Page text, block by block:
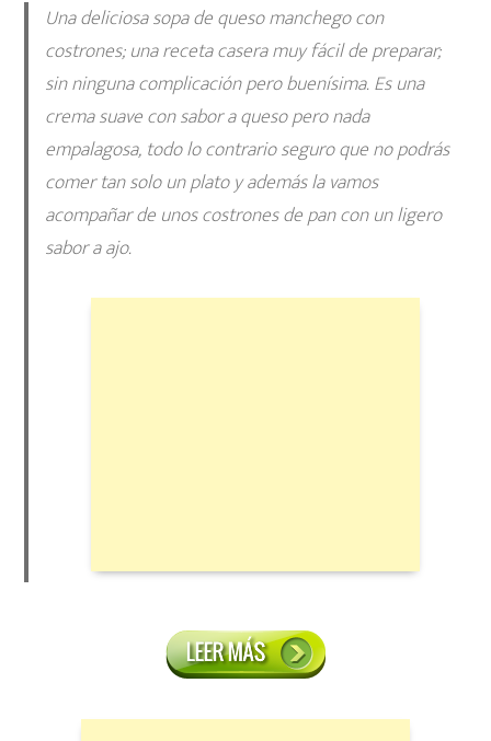
Una deliciosasopa de queso manchego con
costrones; una receta casera muy fácil de preparar;
sin ninguna complicación pero buenísima. Es una
crema suave con sabor a queso pero nada
empalagosa, todo lo contrario seguro que no podrás
comer tan solo un plato y además la vamos
acompañar de unos costrones de pan con un ligero
sabor a ajo.